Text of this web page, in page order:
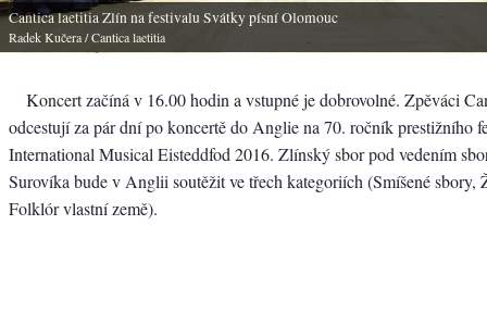
Cantica laetitia Zlín na festivalu Svátky písní Olomouc
Radek Kučera/ Cantica laetitia
Koncert začíná v 16.00 hodin a vstupné je dobrovolné. Zpěváci
odcestují za pár dní po koncertě do Anglie na 70. ročník prestižního
International Musical Eisteddfod 2016. Zlínský sbor pod vedením
Surovíka bude v Anglii soutěžit ve třech kategoriích (Smíšené sbory,
Folklór vlastní země).